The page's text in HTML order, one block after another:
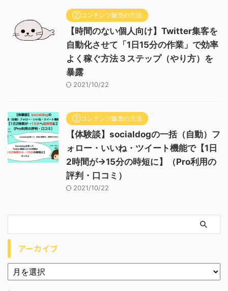
②コンテンツ販売の方法
【時間のない個人向け】Twitter集客を
自動化させて「1日15分の作業」で効率
よく稼ぐ方法３ステップ（やり方）を
暴露
2021/10/22
②コンテンツ販売の方法
【体験談】socialdogの一括（自動）フ
ォロー・いいね・ツイート機能で【1日
2時間が→15分の時短に】（Pro利用の
評判・口コミ）
2021/10/22
アーカイブ